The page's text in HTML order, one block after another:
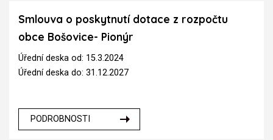
Smlouva o poskytnutí dotace z rozpočtu
obce Bošovice- Pionýr
Úřední deska od: 15.3.2024
Úřední deska do: 31.12.2027
PODROBNOSTI